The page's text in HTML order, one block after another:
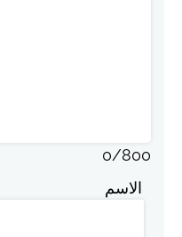
0/800
الاسم